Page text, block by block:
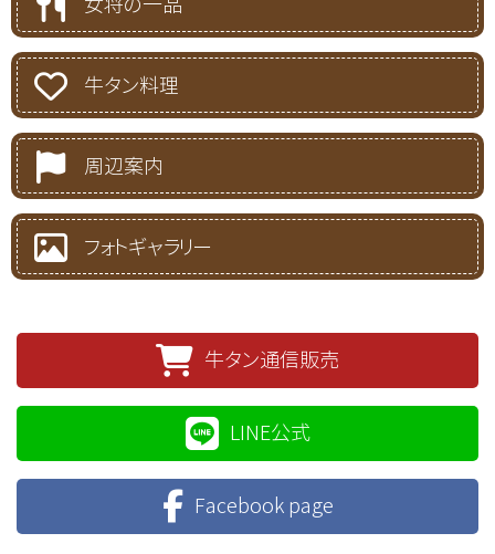
女将の一品
牛タン料理
周辺案内
フォトギャラリー
牛タン通信販売
LINE公式
Facebook page